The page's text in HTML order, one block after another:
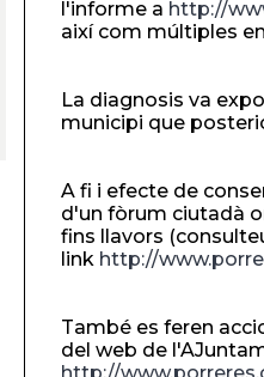
l'informe a http://
així com múltiples
La diagnosis va
municipi que
A fi i efecte de
d'un fòrum ciutadà
fins llavors
link http://
També es feren
del web de